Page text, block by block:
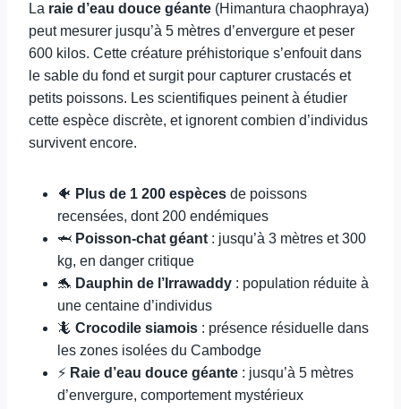
La raie d’eau douce géante (Himantura chaophraya)
peut mesurer jusqu’à 5 mètres d’envergure et peser
600 kilos. Cette créature préhistorique s’enfouit dans
le sable du fond et surgit pour capturer crustacés et
petits poissons. Les scientifiques peinent à étudier
cette espèce discrète, et ignorent combien d’individus
survivent encore.
🐠 Plus de 1 200 espèces de poissons
recensées, dont 200 endémiques
🦈 Poisson-chat géant : jusqu’à 3 mètres et 300
kg, en danger critique
🐬 Dauphin de l’Irrawaddy : population réduite à
une centaine d’individus
🦎 Crocodile siamois : présence résiduelle dans
les zones isolées du Cambodge
⚡ Raie d’eau douce géante : jusqu’à 5 mètres
d’envergure, comportement mystérieux